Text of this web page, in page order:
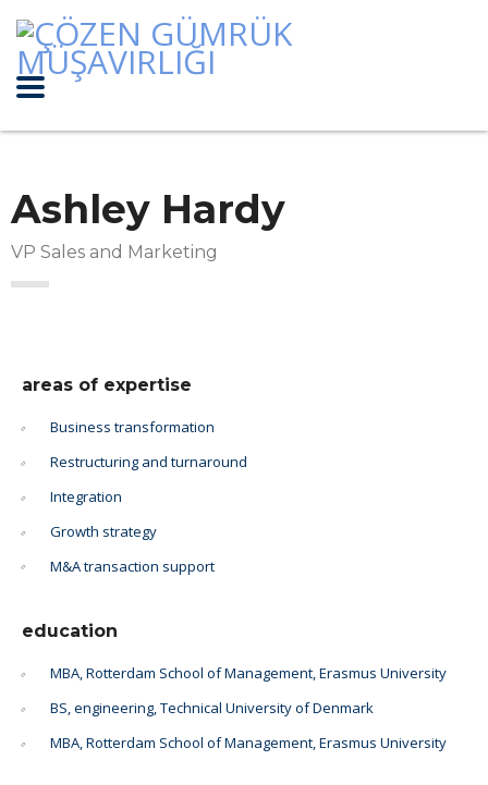
Ashley Hardy
VP Sales and Marketing
areas of expertise
Business transformation
Restructuring and turnaround
Integration
Growth strategy
M&A transaction support
education
MBA, Rotterdam School of Management, Erasmus University
BS, engineering, Technical University of Denmark
MBA, Rotterdam School of Management, Erasmus University